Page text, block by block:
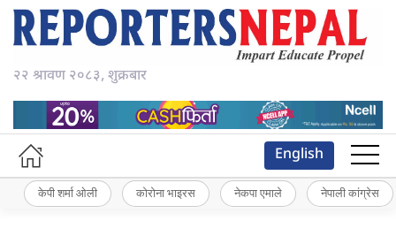
२२ श्रावण २०८३, शुक्रबार
English
केपी शर्मा ओली कोरोना भाइरस नेकपा एमाले नेपाली कांग्रेस